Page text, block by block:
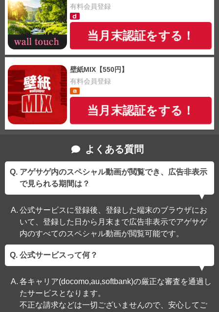
有料会員登録
当月末認証をする！
壁紙MIX【550円】
有料会員登録
当月末認証をする！
よくある質問
アゲサゲ内のスペシャル動画が閲覧でき、広告非表示
で見られる期間は？
公式サービスに登録後、登録した端末のブラウザにお
いて、登録した日から月末まで広告非表示でアゲサゲ
内のすべてのスペシャル動画が閲覧可能です。
公式サービスって何？
各キャリア(docomo,au,softbank)の厳正な審査を通過し
たサービスとなります。
不正な請求などは一切ございませんので、安心してご